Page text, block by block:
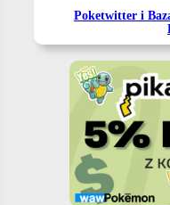
Poketwitter i